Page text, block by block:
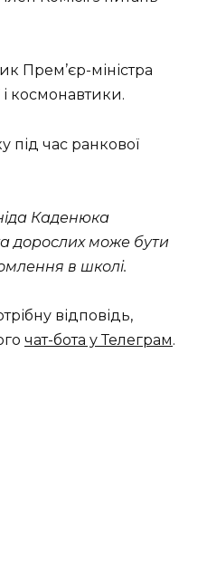
Прем’єр-міністра
і космонавтики.
під час ранкової
Каденюка
дорослих може бути
в школі.
відповідь,
чат-бота у Телеграм.